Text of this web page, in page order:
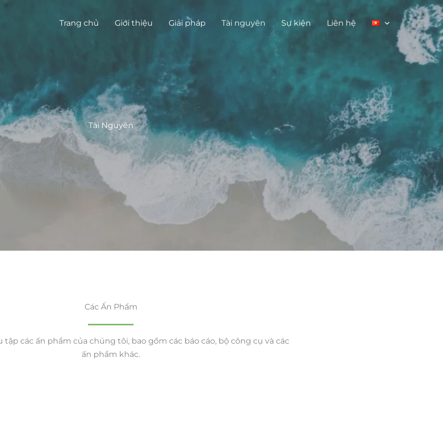
Trang chủ Giới thiệu Giải pháp Tài nguyên Sự kiện Liên hệ
Tài Nguyên
Các Ấn Phẩm
tập các ấn phẩm của chúng tôi, bao gồm các báo cáo, bộ công cụ và các
ấn phẩm khác.